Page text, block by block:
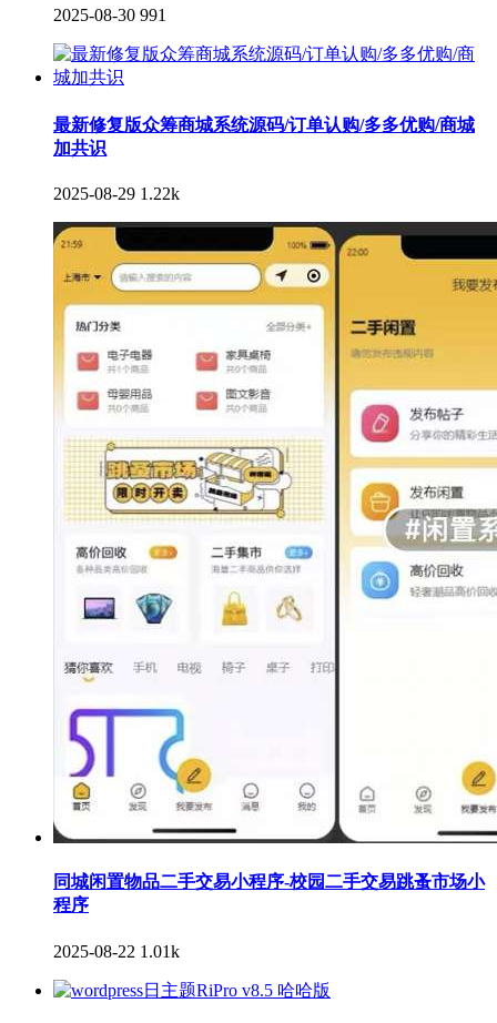
2025-08-30 991
最新修复版众筹商城系统源码/订单认购/多多优购/商城
加共识
2025-08-29 1.22k
同城闲置物品二手交易小程序-校园二手交易跳蚤市场小
程序
2025-08-22 1.01k